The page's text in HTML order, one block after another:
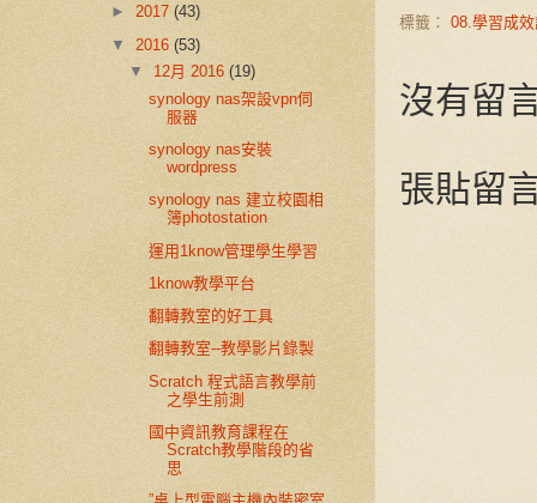
標籤： 08.學習成
沒有留
張貼留
► 2017 (43)
▼ 2016 (53)
▼ 12月 2016(19)
synology nas架設vpn伺
服器
synology nas安裝
wordpress
synology nas 建立校園相
簿photostation
運用1know管理學生學習
1know教學平台
翻轉教室的好工具
翻轉教室--教學影片錄製
Scratch 程式語言教學前
之學生前測
國中資訊教育課程在
Scratch教學階段的省
思